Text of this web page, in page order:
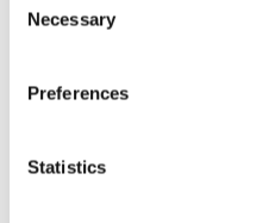
Selection
Necessary
Preferences
Statistics